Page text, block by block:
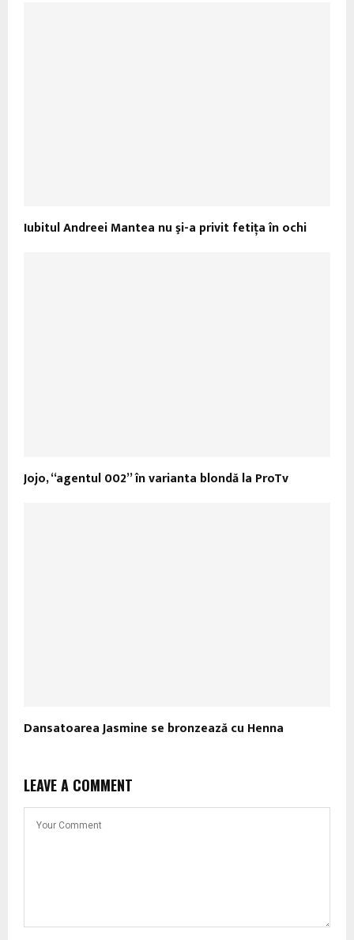
Iubitul Andreei Mantea nu şi-a privit fetiţa în ochi
Jojo, “agentul 002” în varianta blondă la ProTv
Dansatoarea Jasmine se bronzează cu Henna
LEAVE A COMMENT